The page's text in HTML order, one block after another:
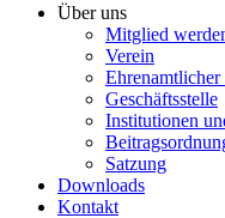
Über uns
Mitglied
Verein
Ehrenamtlicher
Geschäftsstelle
Institutionen
Satzung
Downloads
Kontakt